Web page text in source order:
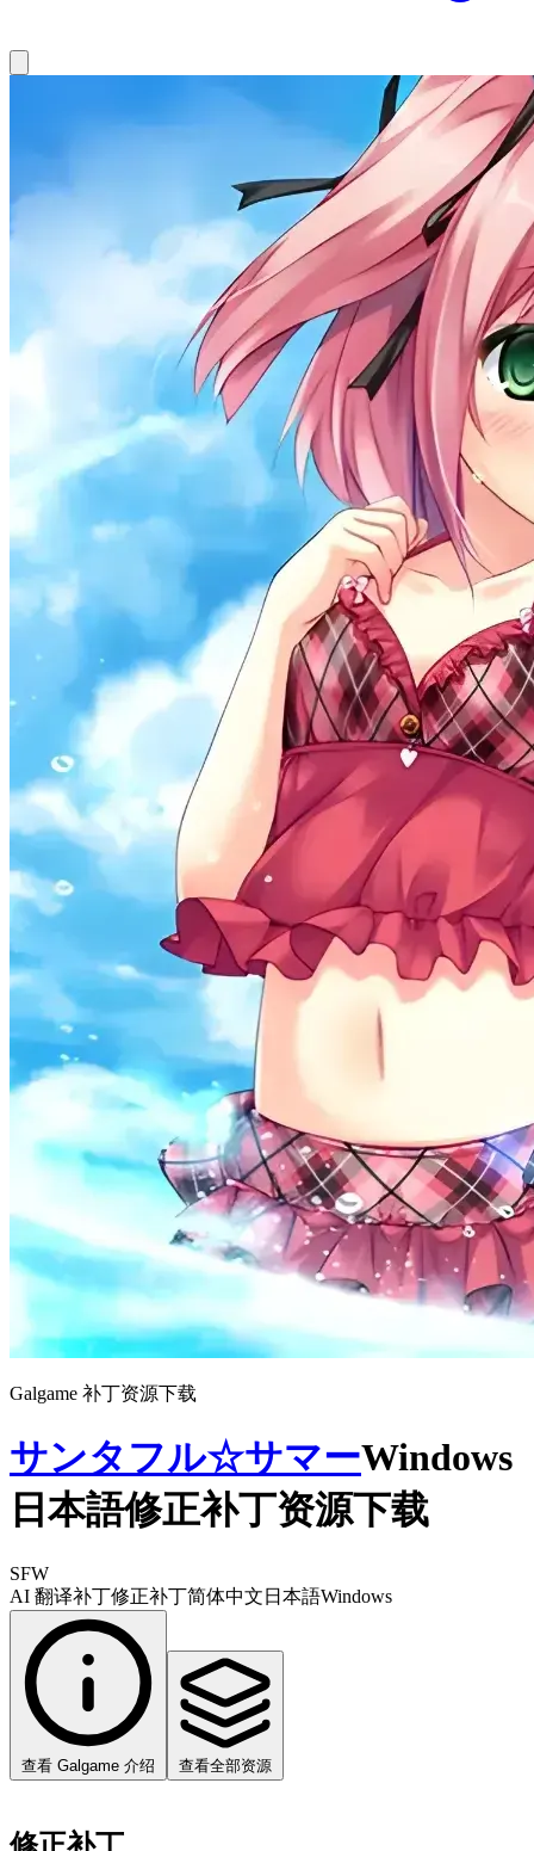
Galgame 补丁资源下载
サンタフル☆サマーWindows
日本語修正补丁资源下载
SFW
AI 翻译补丁修正补丁简体中文 日本語Windows
查看 Galgame 介绍 查看全部资源
修正补丁